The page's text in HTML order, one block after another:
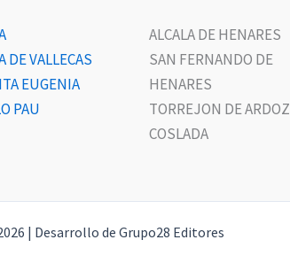
DE VALLECAS
EUGENIA
PAU
ALCALA DE HENARES
SAN FERNANDO DE
HENARES
TORREJON DE ARDOZ
COSLADA
| Desarrollo de Grupo28 Editores